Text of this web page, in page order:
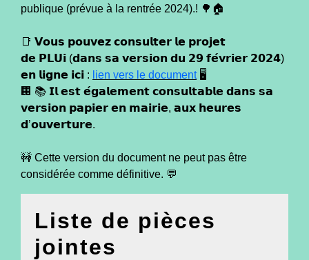
publique (prévue à la rentrée 2024).! 🌳🏠
📑 𝗩𝗼𝘂𝘀 𝗽𝗼𝘂𝘃𝗲𝘇 𝗰𝗼𝗻𝘀𝘂𝗹𝘁𝗲𝗿 𝗹𝗲 𝗽𝗿𝗼𝗷𝗲𝘁
𝗱𝗲 𝗣𝗟𝗨𝗶 (𝗱𝗮𝗻𝘀 𝘀𝗮 𝘃𝗲𝗿𝘀𝗶𝗼𝗻 𝗱𝘂 𝟮𝟵 𝗳𝗲́𝘃𝗿𝗶𝗲𝗿 𝟮𝟬𝟮𝟰)
𝗲𝗻 𝗹𝗶𝗴𝗻𝗲 𝗶𝗰𝗶 : lien vers le document🖥️
🏢 📚 𝗜𝗹 𝗲𝘀𝘁 𝗲́𝗴𝗮𝗹𝗲𝗺𝗲𝗻𝘁 𝗰𝗼𝗻𝘀𝘂𝗹𝘁𝗮𝗯𝗹𝗲 𝗱𝗮𝗻𝘀 𝘀𝗮
𝘃𝗲𝗿𝘀𝗶𝗼𝗻 𝗽𝗮𝗽𝗶𝗲𝗿 𝗲𝗻 𝗺𝗮𝗶𝗿𝗶𝗲, 𝗮𝘂𝘅 𝗵𝗲𝘂𝗿𝗲𝘀
𝗱’𝗼𝘂𝘃𝗲𝗿𝘁𝘂𝗿𝗲.
🚧 Cette version du document ne peut pas être
considérée comme définitive. 💬
Liste de pièces
jointes